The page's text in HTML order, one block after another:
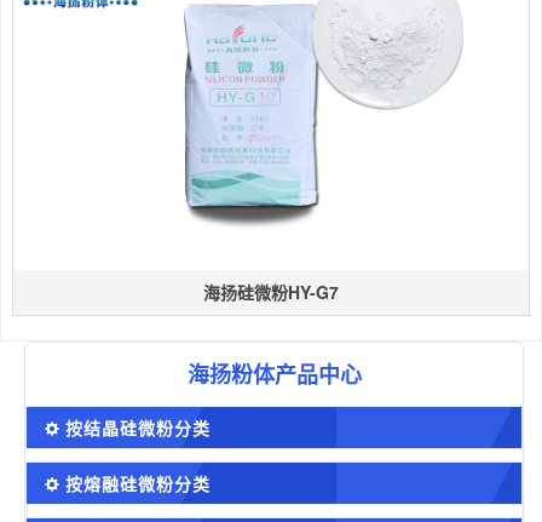
海扬硅微粉HY-G7
海扬粉体产品中心
按结晶硅微粉分类
按熔融硅微粉分类